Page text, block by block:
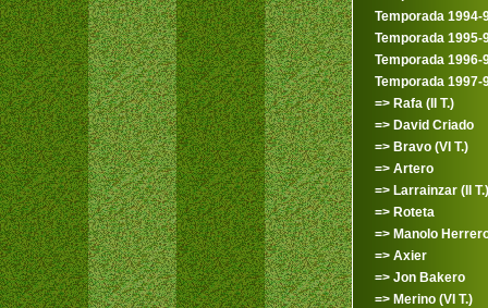
Temporada 1994-
Temporada 1995-
Temporada 1996-
Temporada 1997-
=> Rafa (II T.)
=> David Criado
=> Bravo (VI T.)
=> Artero
=> Larrainzar (II T.)
=> Roteta
=> Manolo
=> Axier
=> Jon Bakero
=> Merino (VI T.)